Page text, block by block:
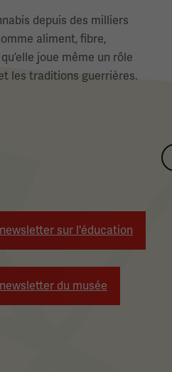
depuis des milliers
aliment, fibre,
joue même un rôle
les traditions guerrières.
sur l'éducation
du musée